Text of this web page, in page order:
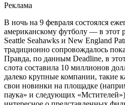
Реклама
В ночь на 9 февраля состоялся
американскому футболу — в этот
Seattle Seahawks и New England
традиционно сопровождалось
Правда, по данным Deadline, в
слота составила 10 миллионов
далеко крупные компании, такие
свои новинки на площадке
паука» и следующих